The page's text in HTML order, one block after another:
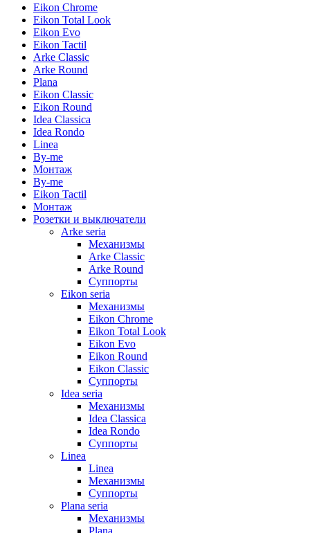
Eikon Chrome
Eikon Total Look
Eikon Evo
Eikon Tactil
Arke Classic
Arke Round
Plana
Eikon Classic
Eikon Round
Idea Classica
Idea Rondo
Linea
By-me
Монтаж
By-me
Eikon Tactil
Монтаж
Розетки и выключатели
Arke seria
Механизмы
Arke Classic
Arke Round
Суппорты
Eikon seria
Механизмы
Eikon Chrome
Eikon Total Look
Eikon Evo
Eikon Round
Eikon Classic
Суппорты
Idea seria
Механизмы
Idea Classica
Idea Rondo
Суппорты
Linea
Linea
Механизмы
Суппорты
Plana seria
Механизмы
Plana